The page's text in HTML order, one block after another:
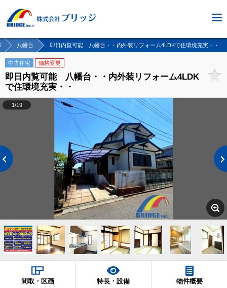
八幡台 即日内覧可能 八幡台・・内外装リフォーム4LDKで住環境充実・・
中古住宅 価格変更
即日内覧可能 八幡台・・内外装リフォーム4LDK
で住環境充実・・
1/19
間取・区画 特長・設備 物件概要